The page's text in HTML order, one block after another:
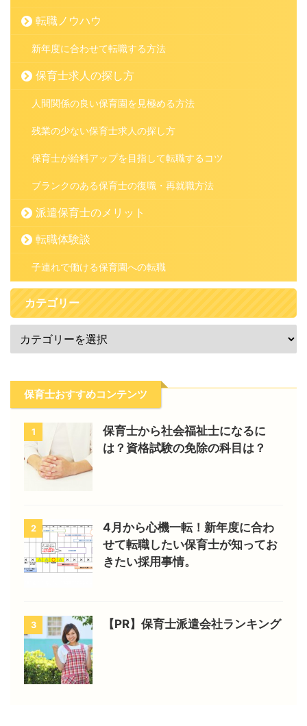
転職ノウハウ
新年度に合わせて転職する方法
保育士求人の探し方
人間関係の良い保育園を見極める方法
残業の少ない保育士求人の探し方
保育士が給料アップを目指して転職するコツ
ブランクのある保育士の復職・再就職方法
派遣保育士のメリット
転職体験談
子連れで働ける保育園への転職
カテゴリー
保育士おすすめコンテンツ
1
保育士から社会福祉士になるに
は？資格試験の免除の科目は？
2
4月から心機一転！新年度に合わ
せて転職したい保育士が知ってお
きたい採用事情。
3 【PR】保育士派遣会社ランキング